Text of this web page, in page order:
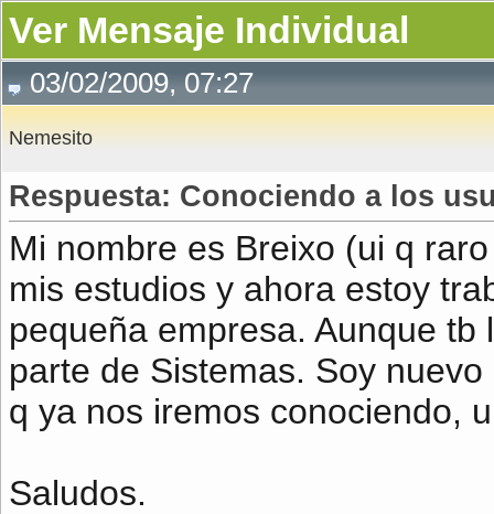
Ver Mensaje Individual
03/02/2009, 07:27
Nemesito
Respuesta: Conociendo a los
Mi nombre es Breixo (ui q
mis estudios y ahora estoy
pequeña empresa. Aunque
parte de Sistemas. Soy
q ya nos iremos conociendo,
Saludos.